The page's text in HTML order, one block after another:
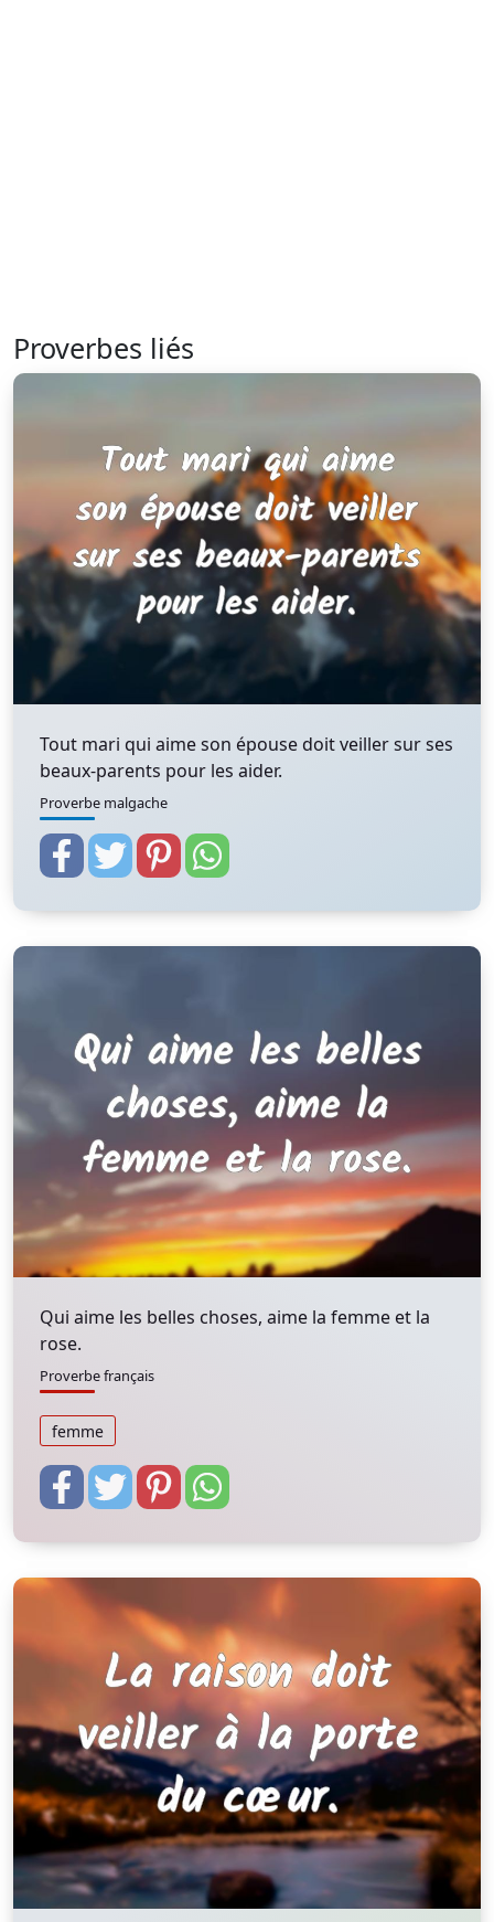
Proverbes liés
Tout mari qui aime son épouse doit veiller sur ses
beaux-parents pour les aider.
Proverbe malgache
Qui aime les belles choses, aime la femme et la
rose.
Proverbe français
femme